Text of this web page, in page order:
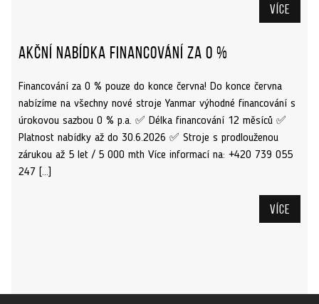
Více
Akční nabídka financování za 0 %
Financování za 0 % pouze do konce června! Do konce června
nabízíme na všechny nové stroje Yanmar výhodné financování s
úrokovou sazbou 0 % p.a. ✅ Délka financování 12 měsíců ✅
Platnost nabídky až do 30.6.2026 ✅ Stroje s prodlouženou
zárukou až 5 let / 5 000 mth Více informací na: +420 739 055
247 […]
Více